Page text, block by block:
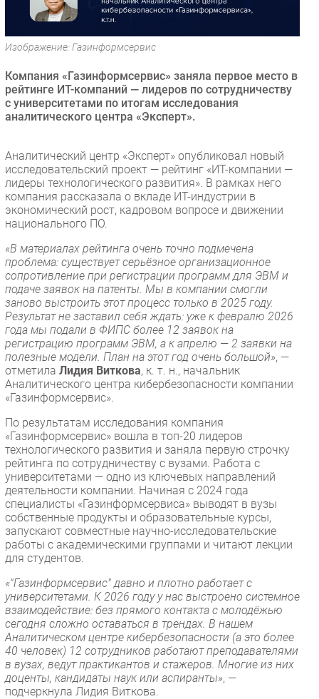
Безопасность
Инновации
Гаджеты
Здоровье
Новости
Аналитика
Интервью
Мероприятия
Проекты
IT класс
Тестовый стенд
Каталог компаний
Изображение: Газинформсервис
Компания «Газинформсервис» заняла первое место в
рейтинге ИТ-компаний — лидеров по сотрудничеству
с университетами по итогам исследования
аналитического центра «Эксперт».
Аналитический центр «Эксперт» опубликовал новый
исследовательский проект — рейтинг «ИТ-компании —
лидеры технологического развития». В рамках него
компания рассказала о вкладе ИТ-индустрии в
экономический рост, кадровом вопросе и движении
национального ПО.
«В материалах рейтинга очень точно подмечена
проблема: существует серьёзное организационное
сопротивление при регистрации программ для ЭВМ и
подаче заявок на патенты. Мы в компании смогли
заново выстроить этот процесс только в 2025 году.
Результат не заставил себя ждать: уже к февралю 2026
года мы подали в ФИПС более 12 заявок на
регистрацию программ ЭВМ, а к апрелю — 2 заявки на
полезные модели. План на этот год очень большой», —
отметила Лидия Виткова, к. т. н., начальник
Аналитического центра кибербезопасности компании
«Газинформсервис».
По результатам исследования компания
«Газинформсервис» вошла в топ-20 лидеров
технологического развития и заняла первую строчку
рейтинга по сотрудничеству с вузами. Работа с
университетами — одно из ключевых направлений
деятельности компании. Начиная с 2024 года
специалисты «Газинформсервиса» выводят в вузы
собственные продукты и образовательные курсы,
запускают совместные научно-исследовательские
работы с академическими группами и читают лекции
для студентов.
«"Газинформсервис" давно и плотно работает с
университетами. К 2026 году у нас выстроено системное
взаимодействие: без прямого контакта с молодёжью
сегодня сложно оставаться в трендах. В нашем
Аналитическом центре кибербезопасности (а это более
40 человек) 12 сотрудников работают преподавателями
в вузах, ведут практикантов и стажеров. Многие из них
доценты, кандидаты наук или аспиранты», —
подчеркнула Лидия Виткова.